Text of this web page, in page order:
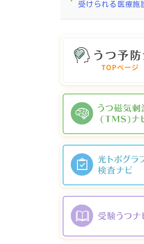
受けられる医療施